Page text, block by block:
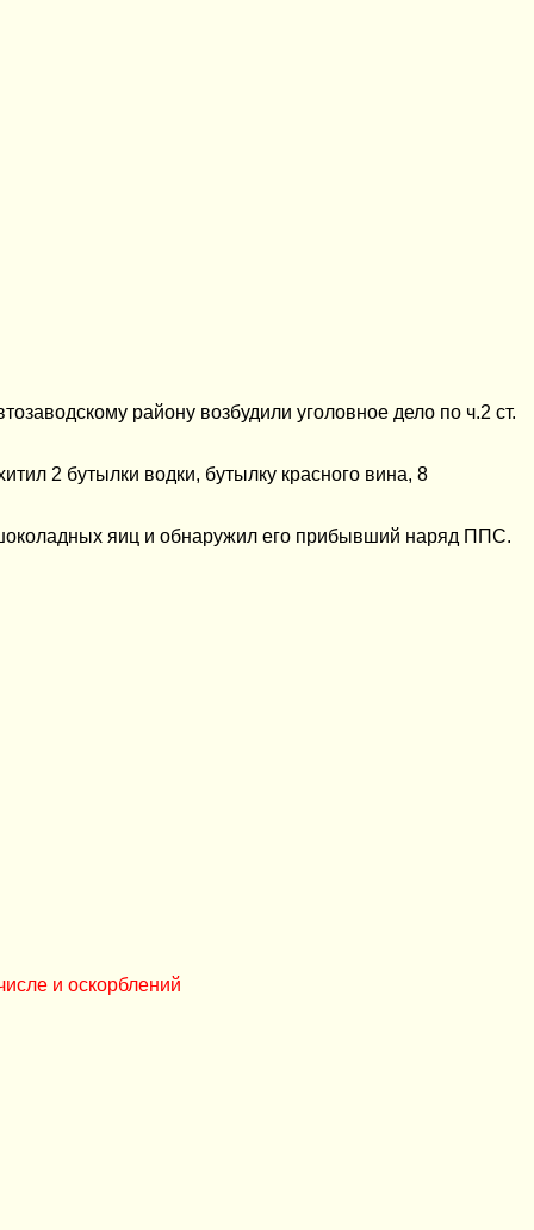
району возбудили уголовное дело по ч.2 ст.
2 бутылки водки, бутылку красного вина, 8
яиц и обнаружил его прибывший наряд ППС.
и оскорблений